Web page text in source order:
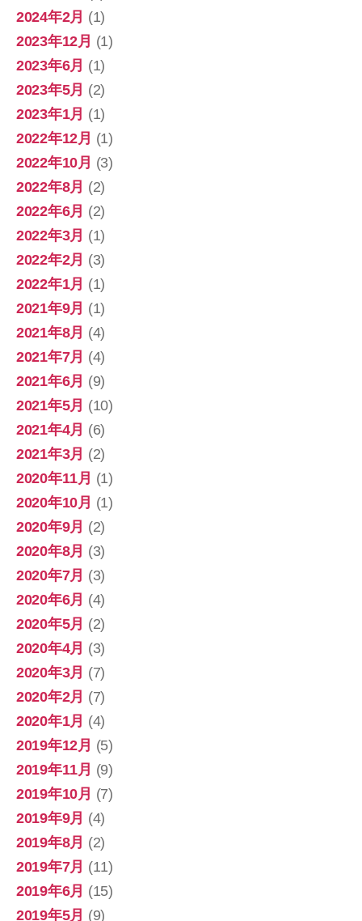
2024年2月 (1)
2023年12月 (1)
2023年6月 (1)
2023年5月 (2)
2023年1月 (1)
2022年12月 (1)
2022年10月 (3)
2022年8月 (2)
2022年6月 (2)
2022年3月 (1)
2022年2月 (3)
2022年1月 (1)
2021年9月 (1)
2021年8月 (4)
2021年7月 (4)
2021年6月 (9)
2021年5月 (10)
2021年4月 (6)
2021年3月 (2)
2020年11月 (1)
2020年10月 (1)
2020年9月 (2)
2020年8月 (3)
2020年7月 (3)
2020年6月 (4)
2020年5月 (2)
2020年4月 (3)
2020年3月 (7)
2020年2月 (7)
2020年1月 (4)
2019年12月 (5)
2019年11月 (9)
2019年10月 (7)
2019年9月 (4)
2019年8月 (2)
2019年7月 (11)
2019年6月 (15)
2019年5月 (9)